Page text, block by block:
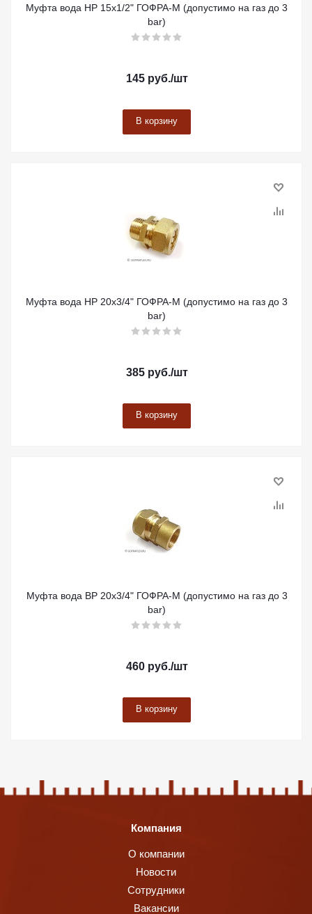
Муфта вода НР 15х1/2" ГОФРА-М (допустимо на газ до 3
bar)
145руб./шт
В корзину
Муфта вода НР 20х3/4" ГОФРА-М (допустимо на газ до 3
bar)
385руб./шт
В корзину
Муфта вода ВР 20х3/4" ГОФРА-М (допустимо на газ до 3
bar)
460руб./шт
В корзину
Компания
О компании
Новости
Сотрудники
Вакансии